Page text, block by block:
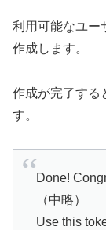
利用可能なユー
作成します。
作成が完了する
す。
Done!
（中略）
Use this